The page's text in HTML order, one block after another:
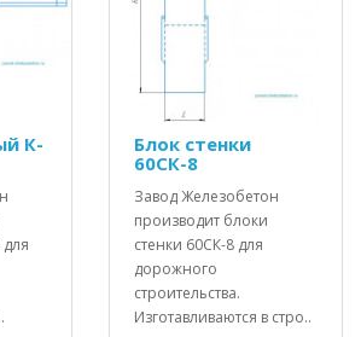
К-
Блок стенки
60СК-8
Завод Железобетон
производит блоки
стенки 60СК-8 для
дорожного
строительства.
Изготавливаются в стро..